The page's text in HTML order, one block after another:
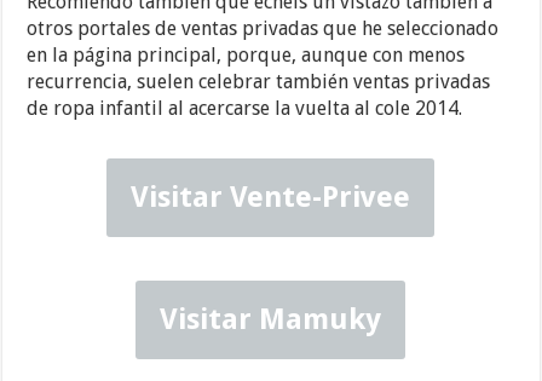
otros portales de ventas privadas que he seleccionado
en la página principal, porque, aunque con menos
recurrencia, suelen celebrar también ventas privadas
de ropa infantil al acercarse la vuelta al cole 2014.
Visitar Vente-Privee
Visitar Mamuky